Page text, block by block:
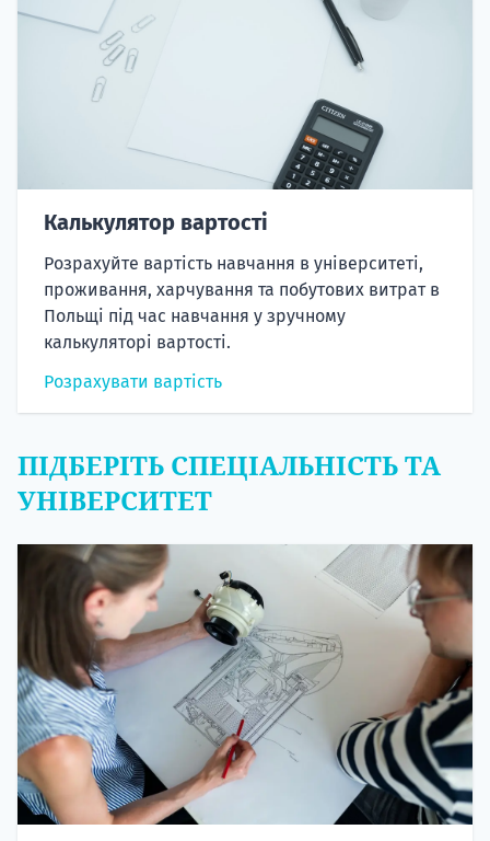
Калькулятор вартості
Розрахуйте вартість навчання в університеті,
проживання, харчування та побутових витрат в
Польщі під час навчання у зручному
калькуляторі вартості.
Розрахувати вартість
ПІДБЕРІТЬ СПЕЦІАЛЬНІСТЬ ТА
УНІВЕРСИТЕТ